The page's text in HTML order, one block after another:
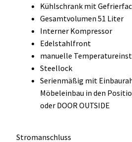
Kühlkassetten
Kühl-/ Gefrierboxen tragbar
OCX 2 Serie
Geräte Optionen
Kühlschrank mit
Gesamtvolumen 51 Liter
Interner Kompressor
Edelstahlfront
manuelle
Steellock
Serienmäßig mit
Möbeleinbau in den
oder DOOR OUTSIDE
Stromanschluss